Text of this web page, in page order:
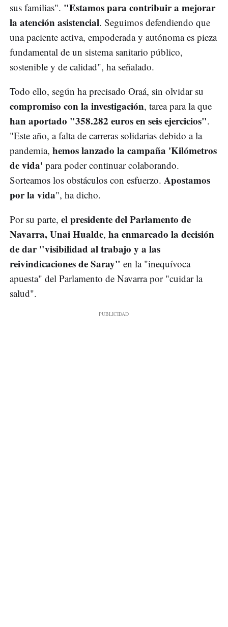
sus familias". "Estamos para contribuir a mejorar
la atención asistencial. Seguimos defendiendo que
una paciente activa, empoderada y autónoma es pieza
fundamental de un sistema sanitario público,
sostenible y de calidad", ha señalado.
Todo ello, según ha precisado Oraá, sin olvidar su
compromiso con la investigación, tarea para la que
han aportado "358.282 euros en seis ejercicios".
"Este año, a falta de carreras solidarias debido a la
pandemia, hemos lanzado la campaña 'Kilómetros
de vida' para poder continuar colaborando.
Sorteamos los obstáculos con esfuerzo. Apostamos
por la vida", ha dicho.
Por su parte, el presidente del Parlamento de
Navarra, Unai Hualde, ha enmarcado la decisión
de dar "visibilidad al trabajo y a las
reivindicaciones de Saray" en la "inequívoca
apuesta" del Parlamento de Navarra por "cuidar la
salud".